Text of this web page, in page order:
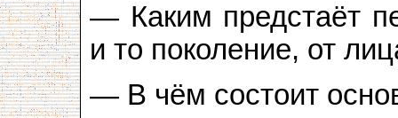
— Каким предстаёт
и то поколение, от
— В чём состоит